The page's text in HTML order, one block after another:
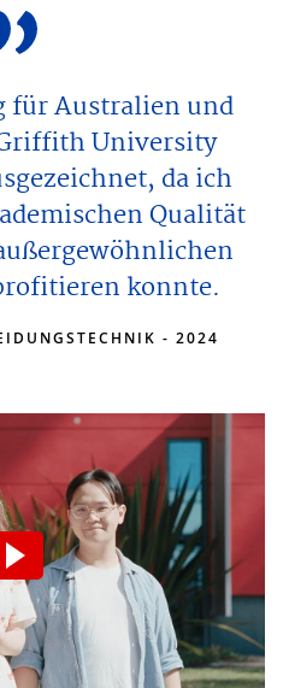
für Australien und
University
da ich
Qualität
konnte.
- 2024
darauf
nach der
an den
übermittelt